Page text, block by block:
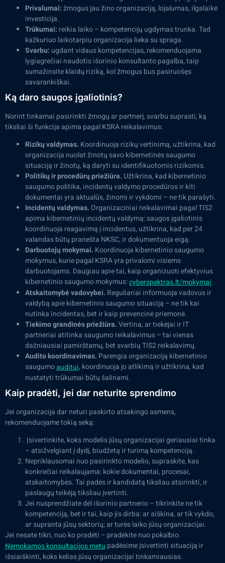
Privalumai:žmogus jau žino organizaciją, lojalumas, ilgalaikė
investicija.
Trūkumai: reikia laiko – kompetencijų ugdymas trunka. Tad
kažkuriuo laikotarpiu organizacija lieka su spraga.
Svarbu: ugdant vidaus kompetencijas, rekomenduojama
lygiagrečiai naudotis išorinio konsultanto pagalba, taip
sumažinsite klaidų riziką, kol žmogus bus pasiruošęs
savarankiškai.
Ką daro saugos įgaliotinis?
Norint tinkamai pasirinkti žmogų ar partnerį, svarbu suprasti, ką
tiksliai ši funkcija apima pagal KSRA reikalavimus:
Rizikų valdymas. Koordinuoja rizikų vertinimą, užtikrina, kad
organizacija nuolat žinotų savo kibernetinės saugumo
situaciją ir žinotų, ką daryti su identifikuotomis rizikomis.
Politikų ir procedūrų priežiūra. Užtikrina, kad kibernetinio
saugumo politika, incidentų valdymo procedūros ir kiti
dokumentai yra aktualūs, žinomi ir vykdomi – ne tik parašyti.
Incidentų valdymas. Organizaciniai reikalavimai pagal TIS2
apima kibernetinių incidentų valdymą: saugos įgaliotinis
koordinuoja reagavimą į incidentus, užtikrina, kad per 24
valandas būtų pranešta NKSC, ir dokumentuoja eigą.
Darbuotojų mokymai. Koordinuoja kibernetinio saugumo
mokymus, kurie pagal KSRA yra privalomi visiems
darbuotojams. Daugiau apie tai, kaip organizuoti efektyvius
kibernetinio saugumo mokymus:cyberspektras.lt/mokymai
Atskaitomybė vadovybei. Reguliariai informuoja vadovus ir
valdybą apie kibernetinio saugumo situaciją – ne tik kai
nutinka incidentas, bet ir kaip prevencinė priemonė.
Tiekimo grandinės priežiūra.Vertina, ar tiekėjai ir IT
partneriai atitinka saugumo reikalavimus – tai vienas
dažniausiai pamirštamų, bet svarbių TIS2 reikalavimų.
Audito koordinavimas. Parengia organizaciją kibernetinio
saugumoauditui, koordinuoja jo atlikimą ir užtikrina, kad
nustatyti trūkumai būtų šalinami.
Kaip pradėti, jei dar neturite sprendimo
Jei organizacija dar neturi paskirto atsakingo asmens,
rekomenduojame tokią seką:
Įsivertinkite, koks modelis jūsų organizacijai geriausiai tinka
– atsižvelgiant į dydį, biudžetą ir turimą kompetenciją.
Nepriklausomai nuo pasirinkto modelio, supraskite, kas
konkrečiai reikalaujama: kokie dokumentai, procesai,
atskaitomybės. Tai padės ir kandidatą tiksliau atsirinkti, ir
paslaugų teikėją tiksliau įvertinti.
Jei nusprendžiate dėl išorinio partnerio – tikrinkite ne tik
kompetenciją, bet ir tai, kaip jis dirba: ar aiškina, ar tik vykdo;
ar supranta jūsų sektorių; ar turės laiko jūsų organizacijai.
Jei nesate tikri, nuo ko pradėti – pradėkite nuo pokalbio.
Nemokamos konsultacijos metupadėsime įsivertinti situaciją ir
išsiaiškinti, koks kelias jūsų organizacijai tinkamiausias.